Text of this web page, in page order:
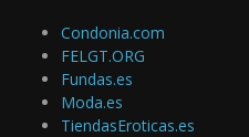
Condonia.com
FELGT.ORG
Fundas.es
Moda.es
TiendasEroticas.es